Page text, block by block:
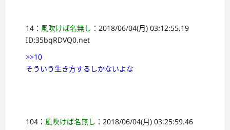
14： 風吹けば名無し ：2018/06/04(月) 03:12:55.19
ID:35bqRDVQ0.net
>>10
そういう生き方するしかないよな
104： 風吹けば名無し ：2018/06/04(月) 03:25:59.46